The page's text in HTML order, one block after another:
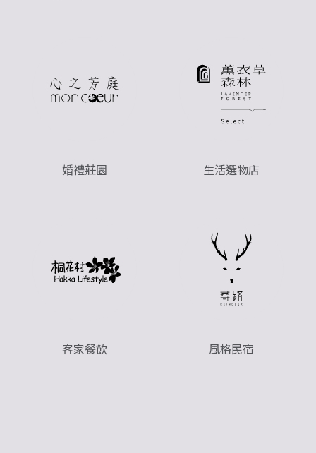
婚禮莊園 生活選物店
客家餐飲 風格民宿